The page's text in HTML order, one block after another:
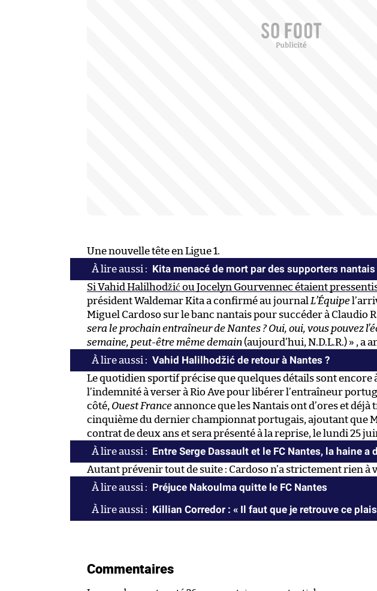
Une nouvelle tête en Ligue 1.
Kita menacé de mort par des supporters nantais
Si Vahid Halilhodžić ou Jocelyn Gourvennec étaient
président Waldemar Kita a confirmé au journal L’Équipe
Miguel Cardoso sur le banc nantais pour succéder à Claudio
sera le prochain entraîneur de Nantes ? Oui, oui, vous pouvez
semaine, peut-être même demain(aujourd’hui, N.D.L.R.) » , a
Vahid Halilhodžić de retour à Nantes ?
Le quotidien sportif précise que quelques détails sont encore
l’indemnité à verser à Rio Ave pour libérer l’entraîneur
côté, Ouest Franceannonce que les Nantais ont d’ores et déjà
cinquième du dernier championnat portugais, ajoutant que
contrat de deux ans et sera présenté à la reprise, le lundi 25
Entre Serge Dassault et le FC Nantes, la haine a
Autant prévenir tout de suite : Cardoso n’a strictement rien à
Préjuce Nakoulma quitte le FC Nantes
Killian Corredor : « Il faut que je retrouve ce
Commentaires